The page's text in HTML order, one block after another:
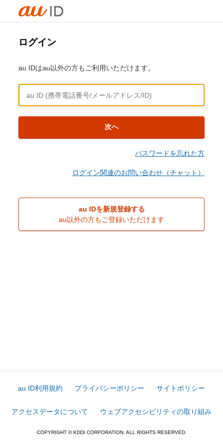
ログイン
au IDはau以外の方もご利用いただけます。
次へ
パスワードを忘れた方
ログイン関連のお問い合わせ（チャット）
au IDを新規登録する
au以外の方もご登録いただけます
au ID利用規約 プライバシーポリシー サイトポリシー
アクセスデータについて ウェブアクセシビリティの取り組み
COPYRIGHT © KDDI CORPORATION. ALL RIGHTS RESERVED.